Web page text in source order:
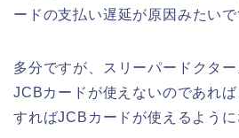
ードの支払い遅延が原因みたいで
多分ですが、スリーパードクタ
JCBカードが使えないのであれ
すればJCBカードが使えるように